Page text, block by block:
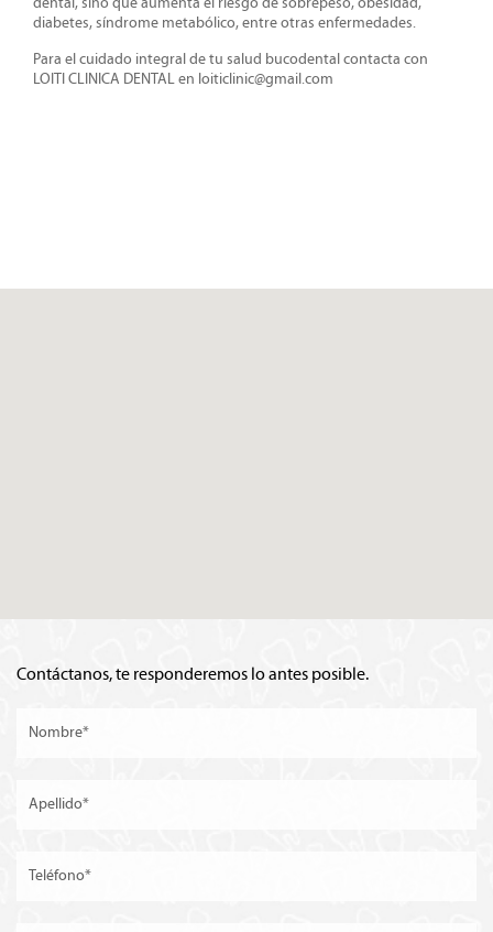
diabetes, síndrome metabólico, entre otras enfermedades.
Para el cuidado integral de tu salud bucodental contacta con
LOITI CLINICA DENTAL en loiticlinic@gmail.com
Contáctanos, te responderemos lo antes posible.